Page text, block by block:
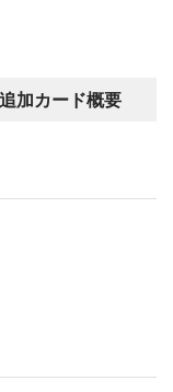
加カード概要